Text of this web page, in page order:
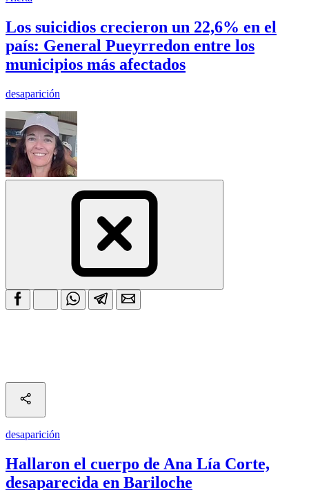
Los suicidios crecieron un 22,6% en el
país: General Pueyrredon entre los
municipios más afectados
desaparición
desaparición
Hallaron el cuerpo de Ana Lía Corte,
desaparecida en Bariloche